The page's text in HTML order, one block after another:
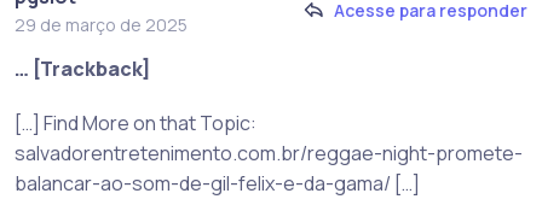
29 de março de 2025
Acesse para responder
… [Trackback]
[…] Find More on that Topic:
salvadorentretenimento.com.br/reggae-night-promete-
balancar-ao-som-de-gil-felix-e-da-gama/ […]